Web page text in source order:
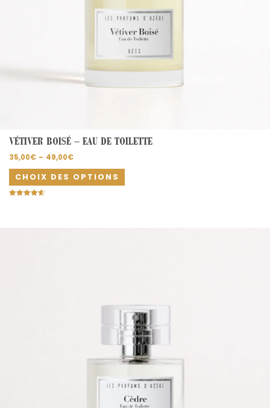
VÉTIVER BOISÉ – EAU DE TOILETTE
35,00€ – 49,00€
CHOIX DES OPTIONS
page
du
produit
options
peuvent
être
choisies
sur
la
page
du
produit